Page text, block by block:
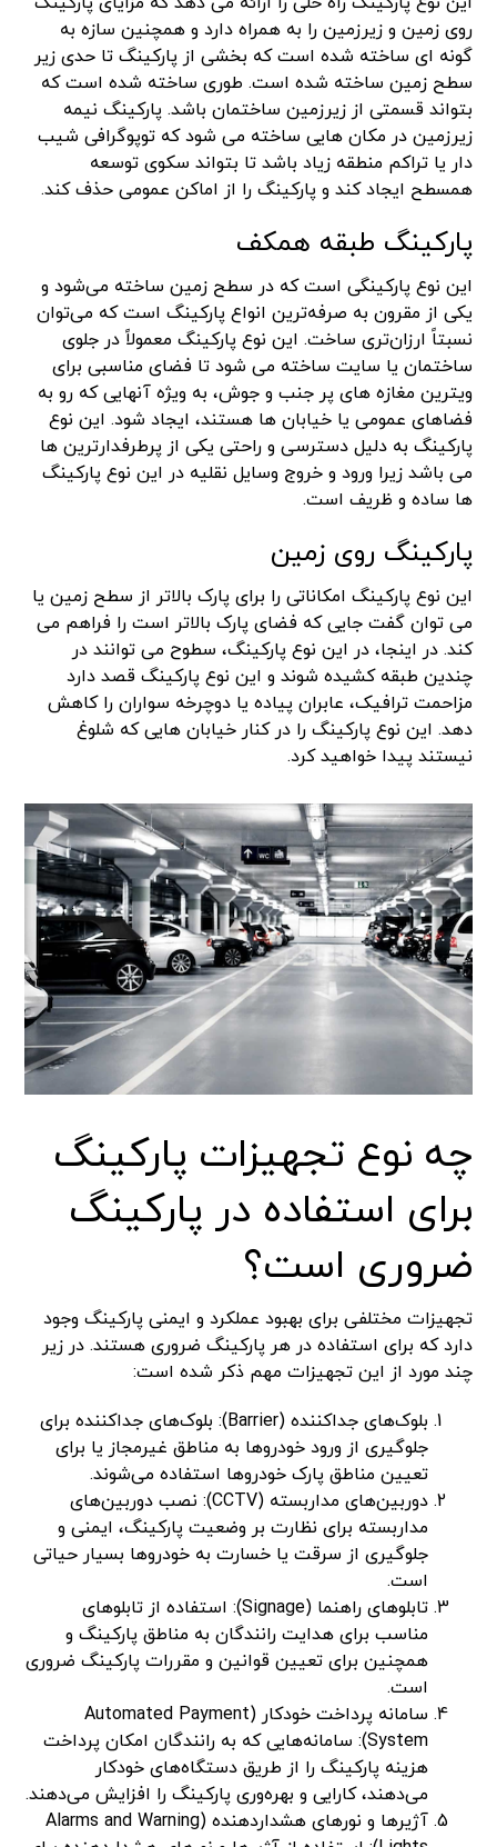
روی زمین و زیرزمین را به همراه دارد و همچنین سازه به
گونه ای ساخته شده است که بخشی از پارکینگ تا حدی زیر
سطح زمین ساخته شده است. طوری ساخته شده است که
بتواند قسمتی از زیرزمین ساختمان باشد. پارکینگ نیمه
زیرزمین در مکان هایی ساخته می شود که توپوگرافی شیب
دار یا تراکم منطقه زیاد باشد تا بتواند سکوی توسعه
همسطح ایجاد کند و پارکینگ را از اماکن عمومی حذف کند.
پارکینگ طبقه همکف
این نوع پارکینگی است که در سطح زمین ساخته می‌شود و
یکی از مقرون به صرفه‌ترین انواع پارکینگ است که می‌توان
نسبتاً ارزان‌تری ساخت. این نوع پارکینگ معمولاً در جلوی
ساختمان یا سایت ساخته می شود تا فضای مناسبی برای
ویترین مغازه های پر جنب و جوش، به ویژه آنهایی که رو به
فضاهای عمومی یا خیابان ها هستند، ایجاد شود. این نوع
پارکینگ به دلیل دسترسی و راحتی یکی از پرطرفدارترین ها
می باشد زیرا ورود و خروج وسایل نقلیه در این نوع پارکینگ
ها ساده و ظریف است.
پارکینگ روی زمین
این نوع پارکینگ امکاناتی را برای پارک بالاتر از سطح زمین یا
می توان گفت جایی که فضای پارک بالاتر است را فراهم می
کند. در اینجا، در این نوع پارکینگ، سطوح می توانند در
چندین طبقه کشیده شوند و این نوع پارکینگ قصد دارد
مزاحمت ترافیک، عابران پیاده یا دوچرخه سواران را کاهش
دهد. این نوع پارکینگ را در کنار خیابان هایی که شلوغ
نیستند پیدا خواهید کرد.
چه نوع تجهیزات پارکینگ
برای استفاده در پارکینگ
ضروری است؟
تجهیزات مختلفی برای بهبود عملکرد و ایمنی پارکینگ وجود
دارد که برای استفاده در هر پارکینگ ضروری هستند. در زیر
چند مورد از این تجهیزات مهم ذکر شده است:
بلوک‌های جداکننده (Barrier): بلوک‌های جداکننده برای
جلوگیری از ورود خودروها به مناطق غیرمجاز یا برای
تعیین مناطق پارک خودروها استفاده می‌شوند.
دوربین‌های مداربسته (CCTV): نصب دوربین‌های
مداربسته برای نظارت بر وضعیت پارکینگ، ایمنی و
جلوگیری از سرقت یا خسارت به خودروها بسیار حیاتی
است.
تابلوهای راهنما (Signage): استفاده از تابلوهای
مناسب برای هدایت رانندگان به مناطق پارکینگ و
همچنین برای تعیین قوانین و مقررات پارکینگ ضروری
است.
سامانه پرداخت خودکار (Automated Payment
System): سامانه‌هایی که به رانندگان امکان پرداخت
هزینه پارکینگ را از طریق دستگاه‌های خودکار
می‌دهند، کارایی و بهره‌وری پارکینگ را افزایش می‌دهند.
آژیرها و نورهای هشداردهنده (Alarms and Warning